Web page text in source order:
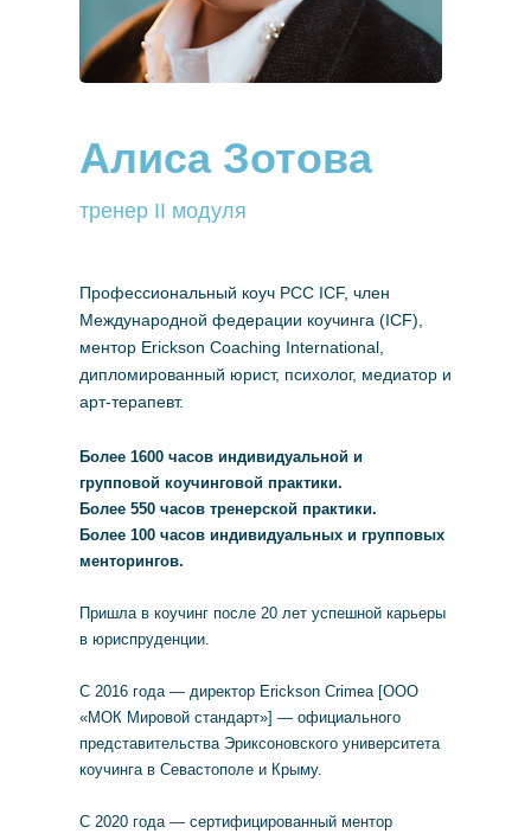
Профессиональный коуч PCC ICF, член
Международной федерации коучинга (ICF),
ментор Erickson Coaching International,
дипломированный юрист, психолог, медиатор и
арт-терапевт.
Более 1600 часов индивидуальной и
групповой коучинговой практики.
Более 550 часов тренерской практики.
Более 100 часов индивидуальных и групповых
менторингов.
Пришла в коучинг после 20 лет успешной карьеры
в юриспруденции.
С 2016 года — директор Erickson Crimea [ООО
«МОК Мировой стандарт»] — официального
представительства Эриксоновского университета
коучинга в Севастополе и Крыму.
С 2020 года — сертифицированный ментор
Алиса Зотова
тренер II модуля